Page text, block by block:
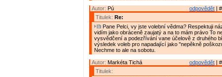
odpovědět |
Autor: Pú
Titulek: Re:
Pane Pelci, vy jste volební vědma? Respektuji
vidím jako obráceně zaujatý a na to mám právo To
vysvědčení a podezřívání vane účelově z druhého
výsledek voleb pro napadající jako "nepěkně
Nechme to ale na sobotu.
odpovědět |
Autor: Markéta Tichá
Titulek: